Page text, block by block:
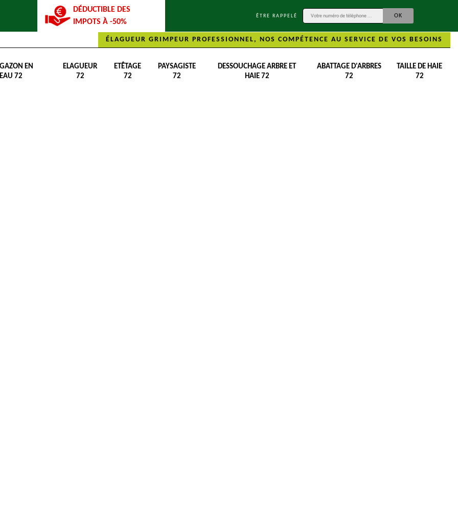
DÉDUCTIBLE DES
IMPOTS À -50%
ÊTRE RAPPELÉ
ÉLAGUEUR GRIMPEUR PROFESSIONNEL, NOS COMPÉTENCE AU SERVICE DE VOS BESOINS
EN
72
ELAGUEUR
72
ETÊTAGE
72
PAYSAGISTE
72
DESSOUCHAGE ARBRE ET
HAIE 72
ABATTAGE D'ARBRES
72
TAILLE DE HAIE
72